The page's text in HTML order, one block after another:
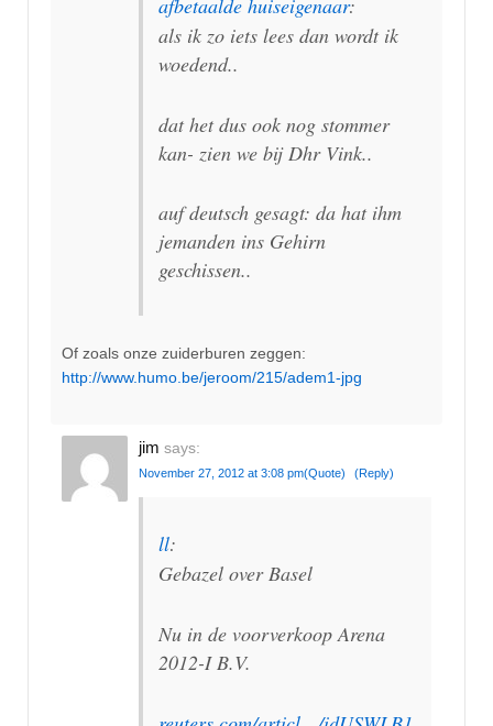
afbetaalde huiseigenaar:
als ik zo iets lees dan wordt ik
woedend..
dat het dus ook nog stommer
kan- zien we bij Dhr Vink..
auf deutsch gesagt: da hat ihm
jemanden ins Gehirn
geschissen..
Of zoals onze zuiderburen zeggen:
http://www.humo.be/jeroom/215/adem1-jpg
jim says:
November 27, 2012 at 3:08 pm(Quote) (Reply)
ll:
Gebazel over Basel
Nu in de voorverkoop Arena
2012-I B.V.